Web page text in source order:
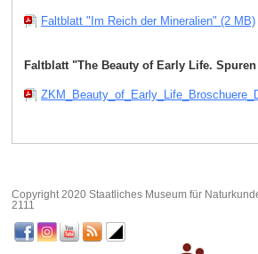
Faltblatt "Im Reich der Mineralien" (2 MB)
Faltblatt "The Beauty of Early Life.
Copyright 2020 Staatliches Museum für
2111